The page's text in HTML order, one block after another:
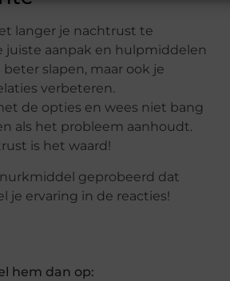
langer je nachtrust te
juiste aanpak en hulpmiddelen
slapen, maar ook je
verbeteren.
de opties en wees niet bang
als het probleem aanhoudt.
is het waard!
geprobeerd dat
je ervaring in de reacties!
hem dan op: